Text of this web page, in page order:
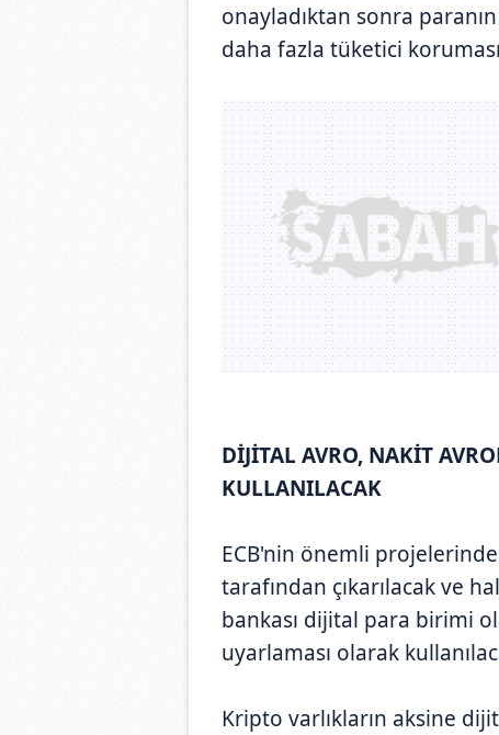
onayladıktan sonra
daha fazla tüketici
DİJİTAL AVRO, NAKİT
KULLANILACAK
ECB'nin önemli
tarafından çıkarılacak ve
bankası dijital para birimi
uyarlaması olarak
Kripto varlıkların aksine